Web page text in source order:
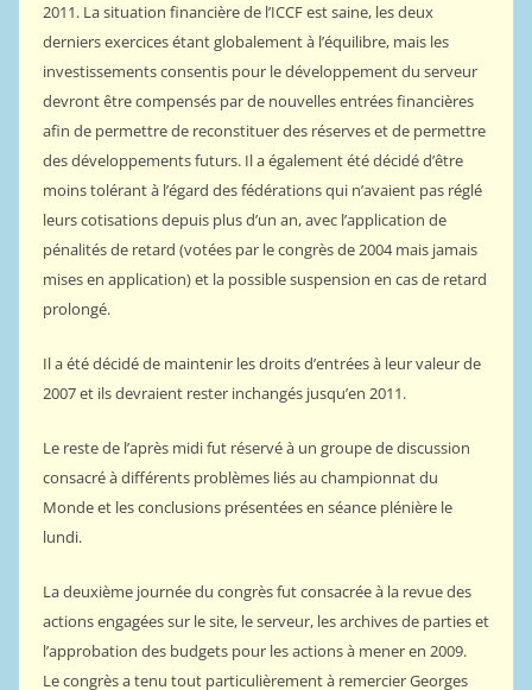
2011. La situation financière de l’ICCF est saine, les deux
derniers exercices étant globalement à l’équilibre, mais les
investissements consentis pour le développement du serveur
devront être compensés par de nouvelles entrées financières
afin de permettre de reconstituer des réserves et de permettre
des développements futurs. Il a également été décidé d’être
moins tolérant à l’égard des fédérations qui n’avaient pas réglé
leurs cotisations depuis plus d’un an, avec l’application de
pénalités de retard (votées par le congrès de 2004 mais jamais
mises en application) et la possible suspension en cas de retard
prolongé.
Il a été décidé de maintenir les droits d’entrées à leur valeur de
2007 et ils devraient rester inchangés jusqu’en 2011.
Le reste de l’après midi fut réservé à un groupe de discussion
consacré à différents problèmes liés au championnat du
Monde et les conclusions présentées en séance plénière le
lundi.
La deuxième journée du congrès fut consacrée à la revue des
actions engagées sur le site, le serveur, les archives de parties et
l’approbation des budgets pour les actions à mener en 2009.
Le congrès a tenu tout particulièrement à remercier Georges